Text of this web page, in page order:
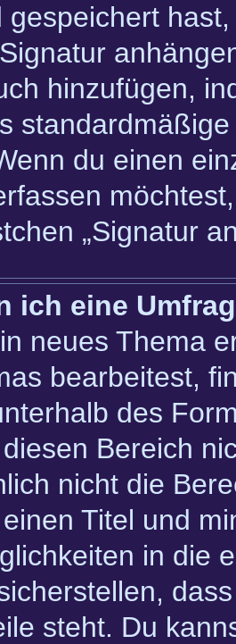
gespeichert
hinzufügen,
du einen
„Signatur
ich eine
neues Thema
bearbeitest,
des
Bereich
nicht die
Titel und
in die
steht. Du